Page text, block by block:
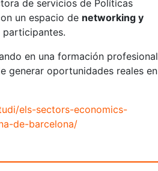
de servicios de Políticas
un espacio de networking y
en una formación profesional
generar oportunidades reales en
els-sectors-economics-
de-barcelona/